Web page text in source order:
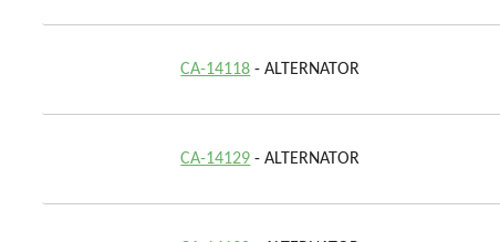
CA-14118 - ALTERNATOR
CA-14129 - ALTERNATOR